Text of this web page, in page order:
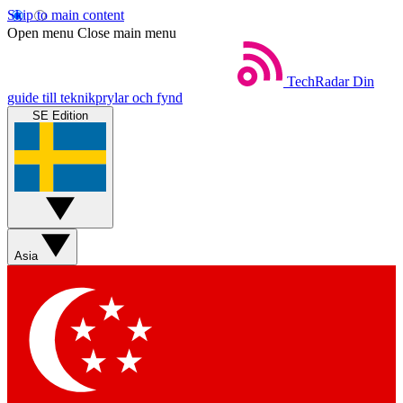
Skip to main content
Open menu Close main menu
TechRadar Din
guide till teknikprylar och fynd
SE Edition
Asia